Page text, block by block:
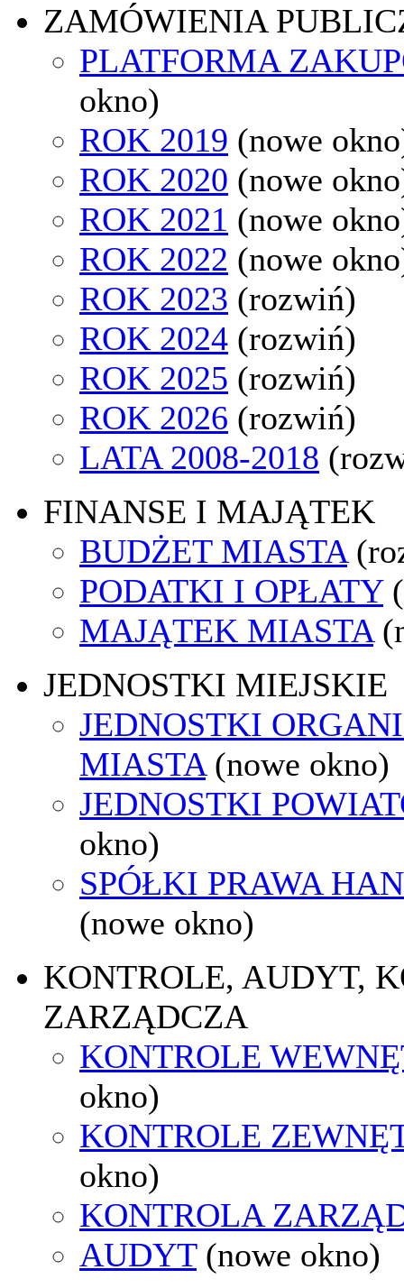
ZAMÓWIENIA
PLATFORMA
okno)
ROK 2019 (nowe
ROK 2020 (nowe
ROK 2021 (nowe
ROK 2022 (nowe
ROK 2023 (rozwiń)
ROK 2024 (rozwiń)
ROK 2025 (rozwiń)
ROK 2026 (rozwiń)
LATA 2008-2018
FINANSE I MAJĄTEK
BUDŻET MIASTA
PODATKI I OPŁATY
MAJĄTEK MIASTA
JEDNOSTKI MIEJSKIE
JEDNOSTKI
MIASTA (nowe okno)
JEDNOSTKI
okno)
SPÓŁKI PRAWA
(nowe okno)
KONTROLE, AUDYT,
ZARZĄDCZA
KONTROLE
okno)
KONTROLE
okno)
KONTROLA
AUDYT (nowe okno)